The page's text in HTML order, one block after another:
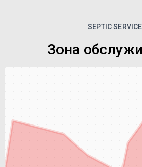
SEPTIC SERVICE
Зона